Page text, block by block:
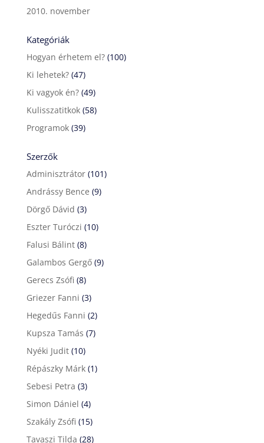
2010. november
Kategóriák
Hogyan érhetem el?(100)
Ki lehetek?(47)
Ki vagyok én?(49)
Kulisszatitkok(58)
Programok(39)
Szerzők
Adminisztrátor(101)
Andrássy Bence (9)
Dörgő Dávid (3)
Eszter Turóczi (10)
Falusi Bálint(8)
Galambos Gergő(9)
Gerecs Zsófi (8)
Griezer Fanni (3)
Hegedűs Fanni (2)
Kupsza Tamás (7)
Nyéki Judit(10)
Répászky Márk(1)
Sebesi Petra (3)
Simon Dániel (4)
Szakály Zsófi (15)
Tavaszi Tilda (28)